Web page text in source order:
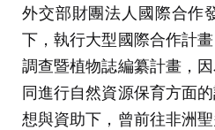
外交部財團法人國際合作
下，執行大型國際合作計
調查暨植物誌編纂計畫，
同進行自然資源保育方面
想與資助下，曾前往非洲